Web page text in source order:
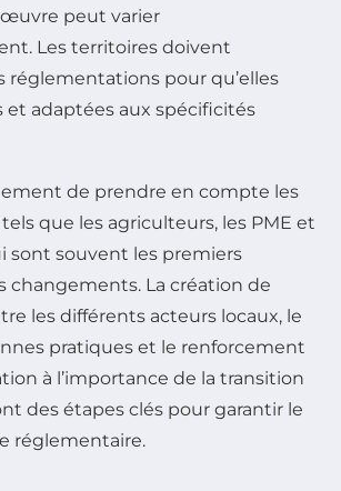
peut varier
Les territoires doivent
réglementations pour qu’elles
et adaptées aux spécificités
de prendre en compte les
que les agriculteurs, les PME et
sont souvent les premiers
changements. La création de
les différents acteurs locaux, le
pratiques et le renforcement
à l’importance de la transition
des étapes clés pour garantir le
réglementaire.